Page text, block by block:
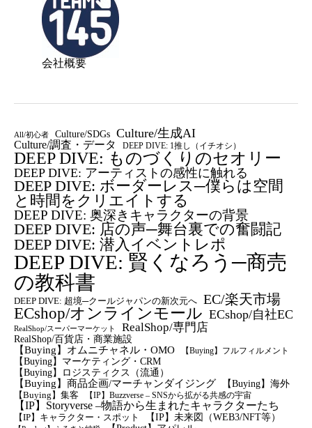
会社概要
All/初心者 Culture/SDGs Culture/生成AI
Culture/調査・データ DEEP DIVE: 1推し（イチオシ）
DEEP DIVE: ものづくりのセオリー
DEEP DIVE: アーティストの感性に触れる
DEEP DIVE: ボーダーレス─僕らは空間
と時間をクリエイトする
DEEP DIVE: 奥深きキャラクターの背景
DEEP DIVE: 店の声─舞台裏での奮闘記
DEEP DIVE: 潜入イベントレポ
DEEP DIVE: 賢くなろう─商売
の教科書
DEEP DIVE: 超境─クールジャパンの新次元へ EC/楽天市場
ECshop/オンラインモール ECshop/自社EC
RealShop/スーパーマーケット RealShop/専門店
RealShop/百貨店・商業施設
【Buying】オムニチャネル・OMO
【Buying】フルフィルメント
【Buying】マーケティング・CRM
【buying】ロジスティクス（流通）
【Buying】商品企画/マーチャンダイジング 【Buying】海外
【Buying】集客 【IP】Buzzverse – SNSから拡がる共感の宇宙
【IP】Storyverse –物語から生まれたキャラクターたち
【IP】キャラクター・スポット 【IP】未来図（WEB3/NFT等）